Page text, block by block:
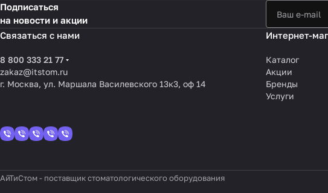
Подписаться
на новости и акции
Связаться с нами
8 800 333 21 77
zakaz@itstom.ru
г. Москва, ул. Маршала Василевского 13к3, оф 14
Интернет-
Каталог
Акции
Бренды
Услуги
АйТиСтом - поставщик стоматологического оборудования